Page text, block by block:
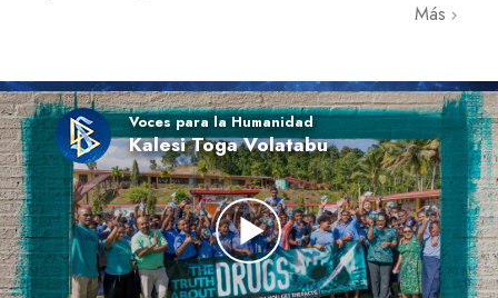
Más
Voces para la Humanidad
Kalesi Toga Volatabu